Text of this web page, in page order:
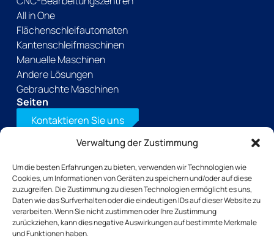
Verwaltung der Zustimmung
Um die besten Erfahrungen zu bieten, verwenden wir Technologien wie
Cookies, um Informationen von Geräten zu speichern und/oder auf diese
zuzugreifen. Die Zustimmung zu diesen Technologien ermöglicht es uns,
Daten wie das Surfverhalten oder die eindeutigen IDs auf dieser Website zu
verarbeiten. Wenn Sie nicht zustimmen oder Ihre Zustimmung
zurückziehen, kann dies negative Auswirkungen auf bestimmte Merkmale
und Funktionen haben.
All in One
Flächenschleifautomaten
Kantenschleifmaschinen
Manuelle Maschinen
Andere Lösungen
Gebrauchte Maschinen
Seiten
Kontaktieren Sie uns
Laden Sie unsere Broschüre herunter
+33(0)2 31 66 68 00
Tochtergesellschaften
TSB outillage
Thibaut Recrutement
Thibaut Service by Calas